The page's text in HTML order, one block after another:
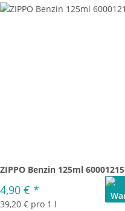
ZIPPO Benzin 125ml 60001215
4,90 € *
39,20 € pro 1 l